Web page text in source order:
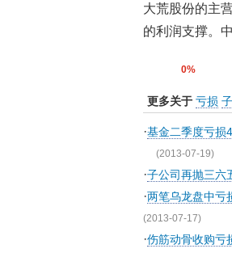
大荒股份的主
的利润支撑。
0%
更多关于 亏损
·基金二季度亏损
(2013-07-19)
·子公司再抛三六
·两笔乌龙盘中亏
(2013-07-17)
·伤筋动骨收购亏